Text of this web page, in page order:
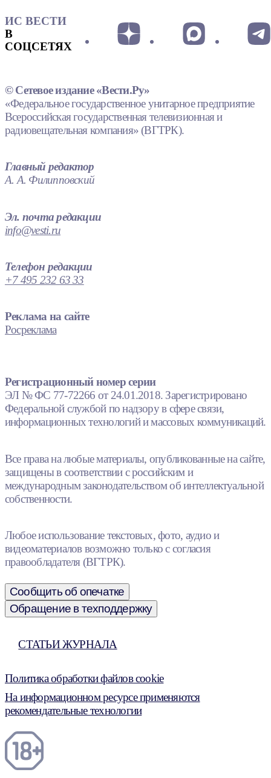
ИС ВЕСТИ
В
СОЦСЕТЯХ
© Сетевое издание «Вести.Ру»
«Федеральное государственное унитарное предприятие
Всероссийская государственная телевизионная и
радиовещательная компания» (ВГТРК).
Главный редактор
А. А. Филипповский
Эл. почта редакции
info@vesti.ru
Телефон редакции
+7 495 232 63 33
Реклама на сайте
Росреклама
Регистрационный номер серии
ЭЛ № ФС 77-72266 от 24.01.2018. Зарегистрировано
Федеральной службой по надзору в сфере связи,
информационных технологий и массовых коммуникаций.
Все права на любые материалы, опубликованные на сайте,
защищены в соответствии с российским и
международным законодательством об интеллектуальной
собственности.
Любое использование текстовых, фото, аудио и
видеоматериалов возможно только с согласия
правообладателя (ВГТРК).
Сообщить об опечатке
Обращение в техподдержку
СТАТЬИ ЖУРНАЛА
Политика обработки файлов cookie
На информационном ресурсе применяются
рекомендательные технологии